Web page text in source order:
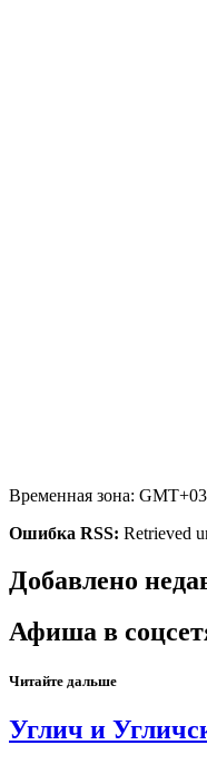
Временная зона:
Ошибка RSS: Retrieved
Добавлено
Афиша в
Читайте дальше
Углич и